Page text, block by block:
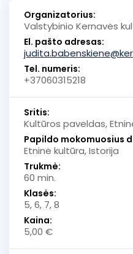
Organizatorius:
Valstybinio Kernavės
El. pašto adresas:
Tel. numeris:
+37060315218
Sritis:
Kultūros paveldas,
Papildo mokomuosius
Etninė kultūra, Istorija
Trukmė:
60 min.
Klasės:
5, 6, 7, 8
Kaina:
5,00 €